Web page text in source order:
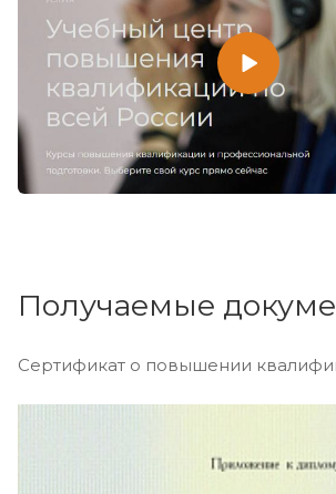
Получаемые
Сертификат о повышении